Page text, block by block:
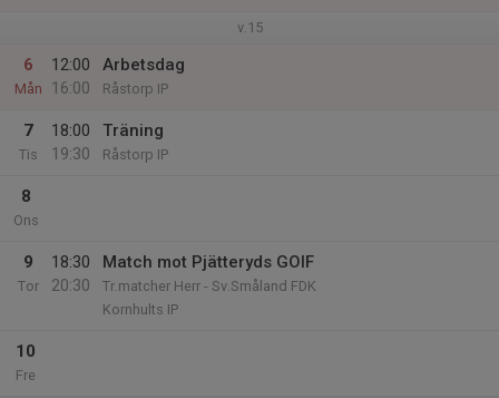
v.15
6
Mån
12:00
16:00
Arbetsdag
Råstorp IP
7
Tis
18:00
19:30
Träning
Råstorp IP
8
Ons
9
Tor
18:30
20:30
Match mot Pjätteryds GOIF
Tr.matcher Herr - Sv.Småland FDK
Kornhults IP
10
Fre